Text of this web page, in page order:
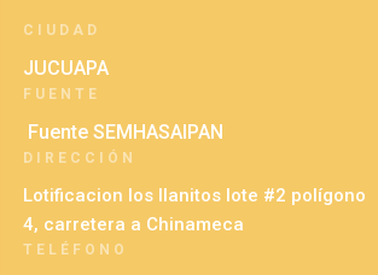
CIUDAD
JUCUAPA
FUENTE
Fuente SEMHASAIPAN
DIRECCIÓN
Lotificacion los llanitos lote #2 polígono
4, carretera a Chinameca
TELÉFONO